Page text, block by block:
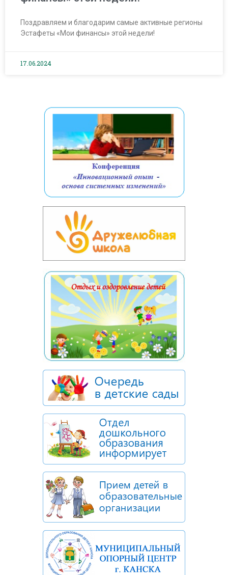
Поздравляем и благодарим самые активные регионы
Эстафеты «Мои финансы» этой недели!
17.06.2024